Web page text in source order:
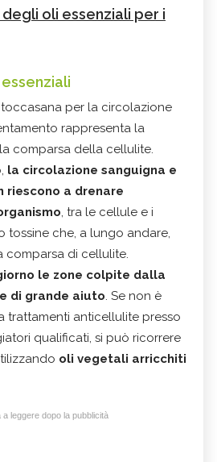
degli oli essenziali per i
per la circolazione
rappresenta la
comparsa della cellulite.
la circolazione sanguigna e
a drenare
, tra le cellule e i
tossine che, a lungo andare,
comparsa di cellulite.
le zone colpite dalla
di grande aiuto. Se non è
trattamenti anticellulite presso
qualificati, si può ricorrere
oli vegetali arricchiti
a leggere dopo la pubblicità